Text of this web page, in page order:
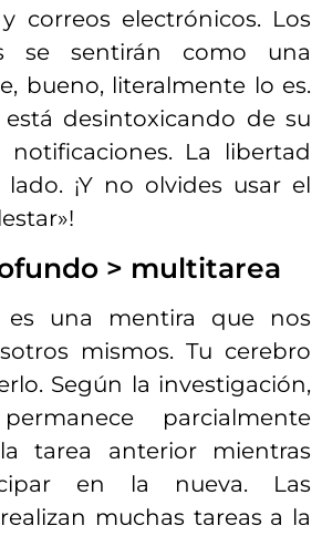
correos electrónicos. Los
se sentirán como una
bueno, literalmente lo es.
desintoxicando de su
La libertad
¡Y no olvides usar el
> multitarea
es una mentira que nos
mismos. Tu cerebro
Según la investigación,
parcialmente
tarea anterior mientras
en la nueva. Las
muchas tareas a la